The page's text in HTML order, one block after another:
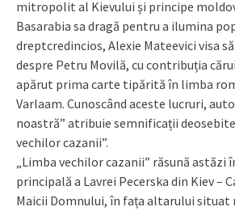
mitropolit al Kievului și principe
Basarabia sa dragă pentru a ilumina
dreptcredincios, Alexie Mateevici visa
despre Petru Movilă, cu contribuția
apărut prima carte tipărită în limba
Varlaam. Cunoscând aceste lucruri,
noastră” atribuie semnificații
vechilor cazanii”.
„Limba vechilor cazanii” răsună astăzi
principală a Lavrei Pecerska din Kiev –
Maicii Domnului, în fața altarului situat